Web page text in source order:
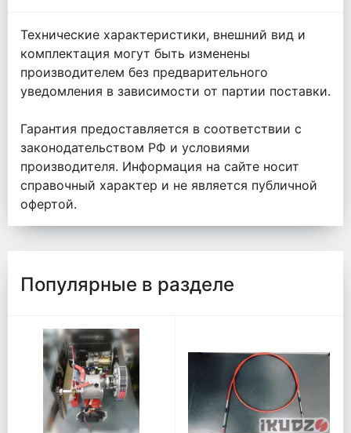
Технические характеристики, внешний вид и
комплектация могут быть изменены
производителем без предварительного
уведомления в зависимости от партии поставки.
Гарантия предоставляется в соответствии с
законодательством РФ и условиями
производителя. Информация на сайте носит
справочный характер и не является публичной
офертой.
Популярные в разделе